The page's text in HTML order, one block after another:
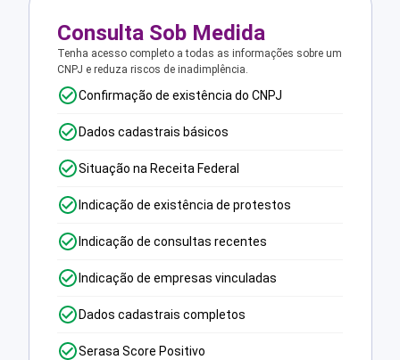
Consulta Sob Medida
Tenha acesso completo a todas as informações sobre um
CNPJ e reduza riscos de inadimplência.
Confirmação de existência do CNPJ
Dados cadastrais básicos
Situação na Receita Federal
Indicação de existência de protestos
Indicação de consultas recentes
Indicação de empresas vinculadas
Dados cadastrais completos
Serasa Score Positivo